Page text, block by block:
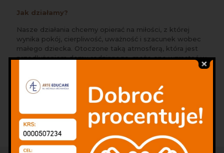
Jak działamy?
Nasze działania chcemy opierać na miłości, z której
wynika pokój, cierpliwość, uważność i szacunek wobec
małego dziecka. Otoczone taką atmosferą, która jest
przedłużeniem domu rodzinnego, może ono wzrastać w
piękna przeżywamy przede wszystkim przez sztukę, a
także dla sztuki. Prowadzimy warsztaty muzyczne,
plastyczne, teatralne, gimnastyczne oraz zajęcia z
elementami podstawy programowej, katechezy i języka
angielskiego.